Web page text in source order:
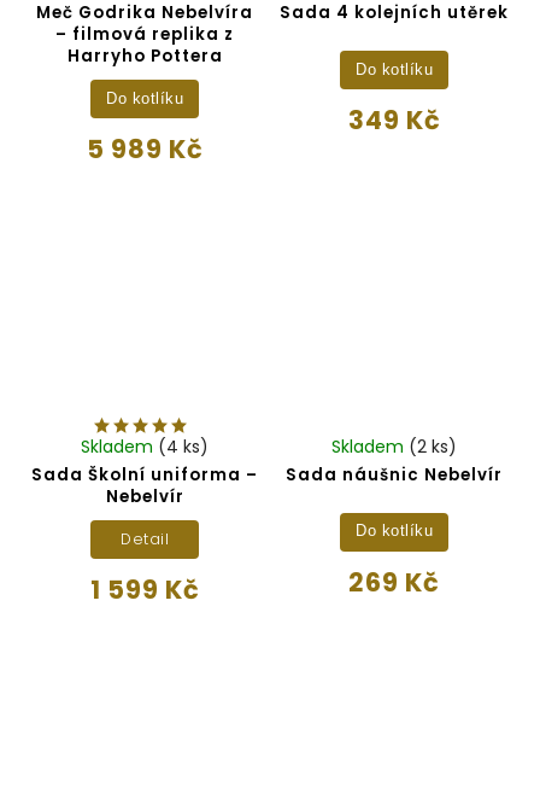
Meč Godrika Nebelvíra
– filmová replika z
Harryho Pottera
5 989 Kč
Do kotlíku
Sada 4 kolejních utěrek
349 Kč
Do kotlíku
Sada Školní uniforma –
Nebelvír
Skladem (4 ks)
1 599 Kč
Detail
Sada náušnic Nebelvír
Skladem (2 ks)
269 Kč
Do kotlíku